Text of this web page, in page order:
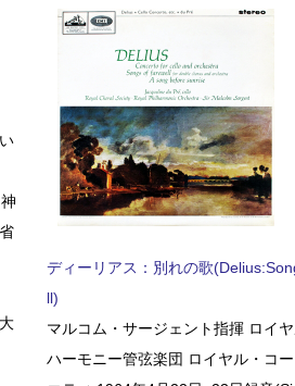
ディーリアス：別れの歌
ll)
マルコム・サージェント指揮 ロイ
ハーモニー管弦楽団 ロイヤル・コ